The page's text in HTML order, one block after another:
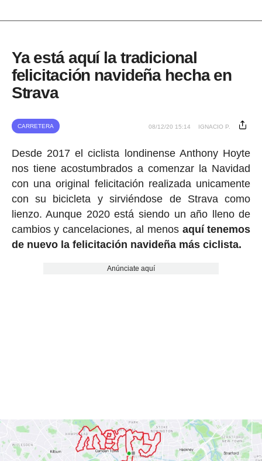
Ya está aquí la tradicional
felicitación navideña hecha en
Strava
CARRETERA 08/12/20 15:14 IGNACIO P.
Desde 2017 el ciclista londinense Anthony Hoyte
nos tiene acostumbrados a comenzar la Navidad
con una original felicitación realizada unicamente
con su bicicleta y sirviéndose de Strava como
lienzo. Aunque 2020 está siendo un año lleno de
cambios y cancelaciones, al menos aquí tenemos
de nuevo la felicitación navideña más ciclista.
Anúnciate aquí